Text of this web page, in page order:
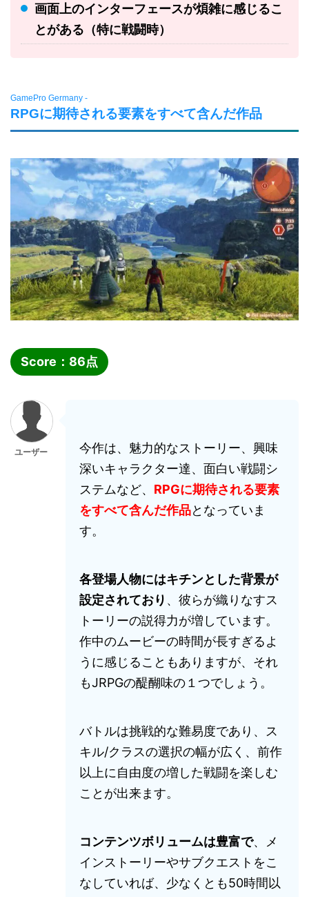
画面上のインターフェースが煩雑に感じるこ
とがある（特に戦闘時）
GamePro Germany -
RPGに期待される要素をすべて含んだ作品
Score： 86点
ユーザー
今作は、魅力的なストーリー、興味
深いキャラクター達、面白い戦闘シ
ステムなど、 RPGに期待される要素
をすべて含んだ作品となっていま
す。
各登場人物にはキチンとした背景が
設定されており 、彼らが織りなすス
トーリーの説得力が増しています。
作中のムービーの時間が長すぎるよ
うに感じることもありますが、それ
もJRPGの醍醐味の１つでしょう。
バトルは挑戦的な難易度であり、ス
キル/クラスの選択の幅が広く、前作
以上に自由度の増した戦闘を楽しむ
ことが出来ます。
コンテンツボリュームは豊富で、メ
インストーリーやサブクエストをこ
なしていれば、少なくとも50時間以